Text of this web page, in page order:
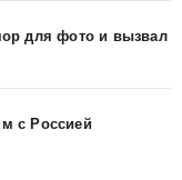
для фото и вызвал
с Россией